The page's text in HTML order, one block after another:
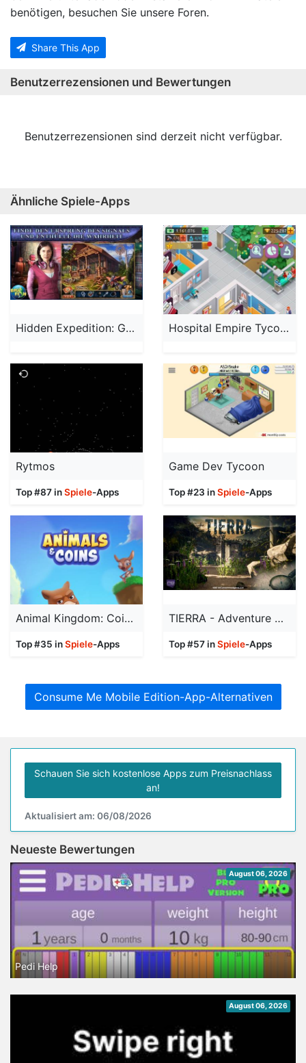
benötigen, besuchen Sie unsere Foren.
Share This App
Benutzerrezensionen und Bewertungen
Benutzerrezensionen sind derzeit nicht verfügbar.
Ähnliche Spiele-Apps
Hidden Expedition: Genialer Wahnsinn - Ein geheimnisvolles Wimmelbildspiel (Full) Hospital Empire Tycoon - Idle
Rytmos
Top #87 inSpiele-Apps
Game Dev Tycoon
Top #23 inSpiele-Apps
Animal Kingdom: Coin Raid
Top #35 inSpiele-Apps
TIERRA - Adventure Mystery
Top #57 inSpiele-Apps
Consume Me Mobile Edition-App-Alternativen
Schauen Sie sich kostenlose Apps zum Preisnachlass
an!
Aktualisiert am: 06/08/2026
Neueste Bewertungen
August 06, 2026
Pedi Help
August 06, 2026